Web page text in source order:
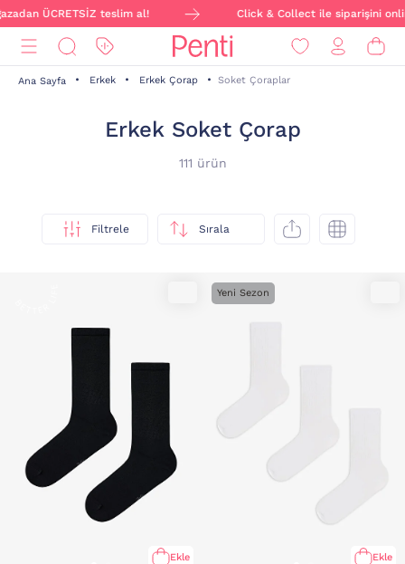
teslim al! Click & Collect ile siparişini online ver,
Ana Sayfa Erkek Erkek Çorap Soket Çoraplar
Erkek Soket Çorap
111 ürün
Filtrele Sırala
Ekle
Yeni Sezon
Ekle